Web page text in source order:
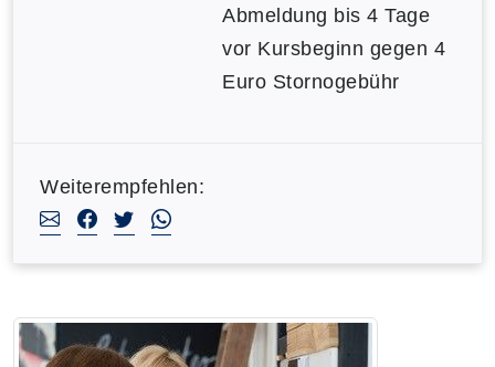
Abmeldung bis 4 Tage
vor Kursbeginn gegen 4
Euro Stornogebühr
Weiterempfehlen: